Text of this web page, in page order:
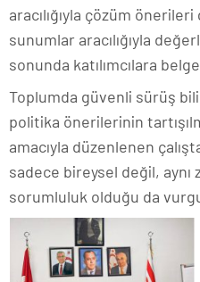
aracılığıyla çözüm
sunumlar aracılığıyla
sonunda katılımcılara
Toplumda güvenli sürüş
politika önerilerinin
amacıyla düzenlenen
sadece bireysel değil, aynı
sorumluluk olduğu da